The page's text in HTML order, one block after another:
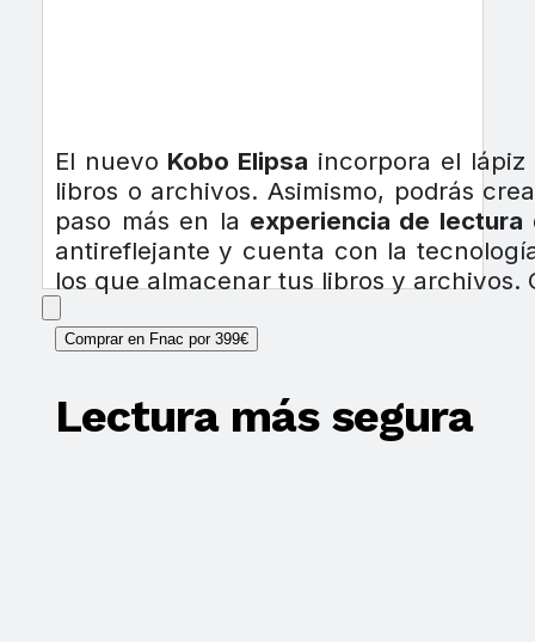
El nuevo Kobo Elipsa incorpora el
libros o archivos. Asimismo, podrás
paso más en la experiencia de lectura
antireflejante y cuenta con la
los que almacenar tus libros y
Comprar en Fnac por 399€
Lectura más segura